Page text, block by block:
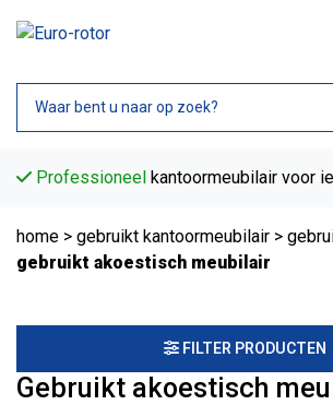
Professioneel kantoormeubilair voor
home > gebruikt kantoormeubilair >
gebruikt akoestisch meubilair
FILTER PRODUCTEN
Gebruikt akoestisch